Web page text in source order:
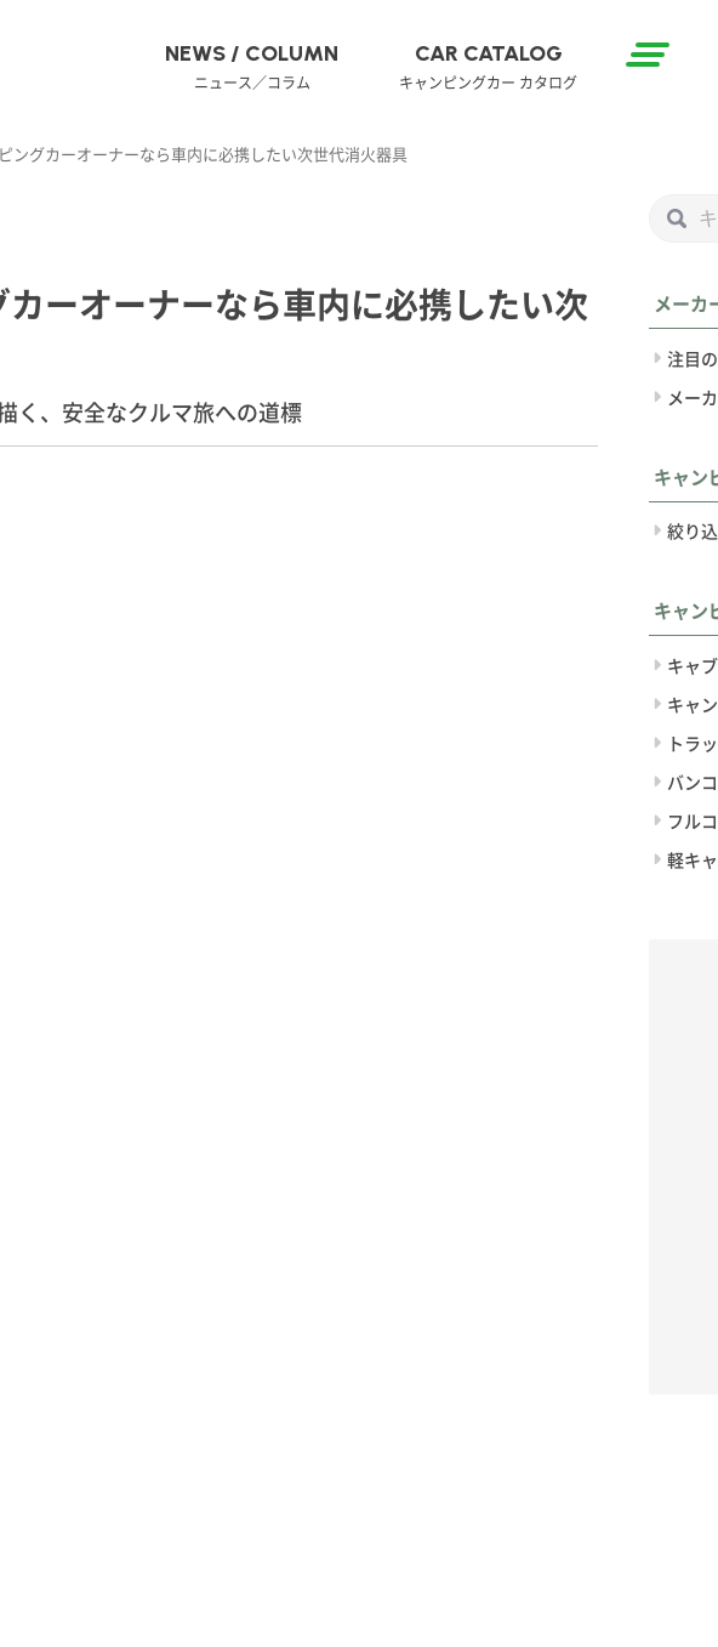
NEWS / COLUMN
ニュース／コラム
CAR CATALOG
キャンピングカー カタログ
ングカーオーナーなら車内に必携したい次世代消火器具
ーオーナーなら車内に必携したい次
く、安全なクルマ旅への道標
メーカ
注目
メー
キャン
絞り
キャン
キャ
キャ
トラ
バン
フル
軽キ